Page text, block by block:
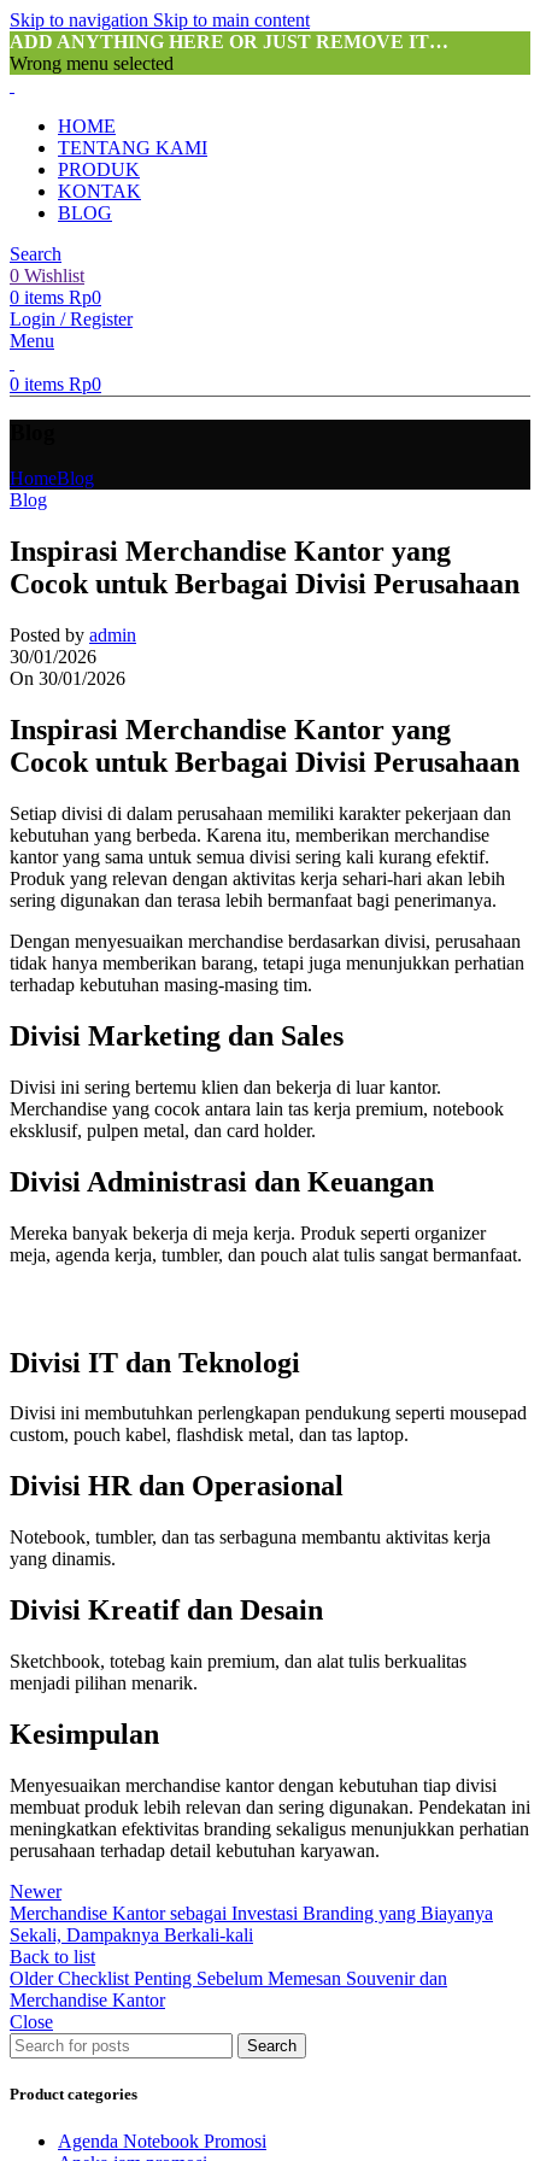
Skip to navigation Skip to main content
ADD ANYTHING HERE OR JUST REMOVE IT…
Wrong menu selected
HOME
TENTANG KAMI
PRODUK
KONTAK
BLOG
Search
0 Wishlist
0 items Rp0
Login / Register
Menu
0 items Rp0
HomeBlog
Blog
Inspirasi Merchandise Kantor yang
Cocok untuk Berbagai Divisi Perusahaan
Posted by admin
30/01/2026
On 30/01/2026
Inspirasi Merchandise Kantor yang
Cocok untuk Berbagai Divisi Perusahaan
Setiap divisi di dalam perusahaan memiliki karakter pekerjaan dan
kebutuhan yang berbeda. Karena itu, memberikan merchandise
kantor yang sama untuk semua divisi sering kali kurang efektif.
Produk yang relevan dengan aktivitas kerja sehari-hari akan lebih
sering digunakan dan terasa lebih bermanfaat bagi penerimanya.
Dengan menyesuaikan merchandise berdasarkan divisi, perusahaan
tidak hanya memberikan barang, tetapi juga menunjukkan perhatian
terhadap kebutuhan masing-masing tim.
Divisi Marketing dan Sales
Divisi ini sering bertemu klien dan bekerja di luar kantor.
Merchandise yang cocok antara lain tas kerja premium, notebook
eksklusif, pulpen metal, dan card holder.
Divisi Administrasi dan Keuangan
Mereka banyak bekerja di meja kerja. Produk seperti organizer
meja, agenda kerja, tumbler, dan pouch alat tulis sangat bermanfaat.
Divisi IT dan Teknologi
Divisi ini membutuhkan perlengkapan pendukung seperti mousepad
custom, pouch kabel, flashdisk metal, dan tas laptop.
Divisi HR dan Operasional
Notebook, tumbler, dan tas serbaguna membantu aktivitas kerja
yang dinamis.
Divisi Kreatif dan Desain
Sketchbook, totebag kain premium, dan alat tulis berkualitas
menjadi pilihan menarik.
Kesimpulan
Menyesuaikan merchandise kantor dengan kebutuhan tiap divisi
membuat produk lebih relevan dan sering digunakan. Pendekatan ini
meningkatkan efektivitas branding sekaligus menunjukkan perhatian
perusahaan terhadap detail kebutuhan karyawan.
Newer
Merchandise Kantor sebagai Investasi Branding yang Biayanya
Sekali, Dampaknya Berkali-kali
Back to list
Older Checklist Penting Sebelum Memesan Souvenir dan
Merchandise Kantor
Close
Search
Product categories
Agenda Notebook Promosi